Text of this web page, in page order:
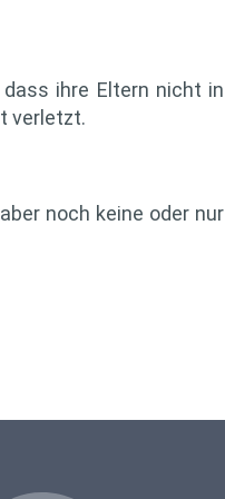
ihre Eltern nicht in
verletzt.
noch keine oder nur